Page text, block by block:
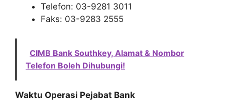
Telefon: 03-9281 3011
Faks: 03-9283 2555
CIMB Bank Southkey, Alamat & Nombor
Telefon Boleh Dihubungi!
Waktu Operasi Pejabat Bank